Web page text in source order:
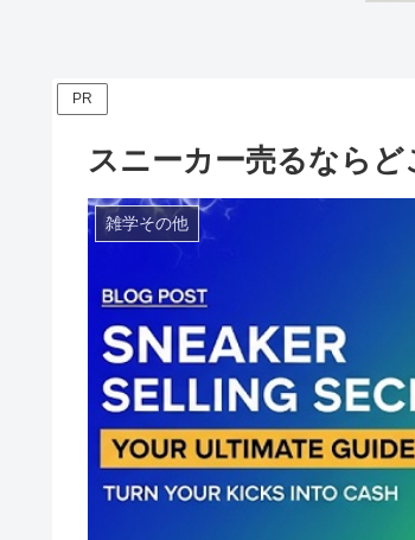
PR
スニーカー売るならど
雑学その他